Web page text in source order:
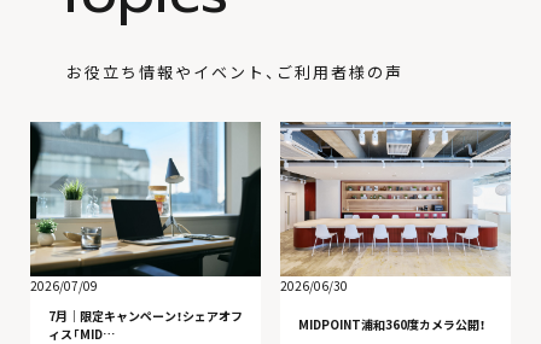
お役立ち情報やイベント、ご利用者様の声
2026/07/09
7月│限定キャンペーン！シェアオフ
ィス「MID…
2026/06/30
MIDPOINT浦和360度カメラ公開！